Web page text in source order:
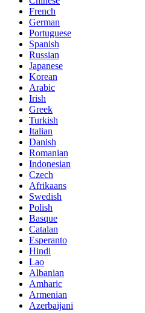
French
German
Portuguese
Spanish
Russian
Japanese
Korean
Arabic
Irish
Greek
Turkish
Italian
Danish
Romanian
Indonesian
Czech
Afrikaans
Swedish
Polish
Basque
Catalan
Esperanto
Hindi
Lao
Albanian
Amharic
Armenian
Azerbaijani